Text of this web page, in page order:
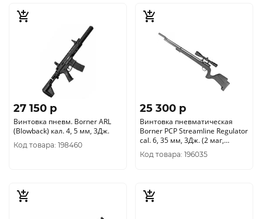
27 150 p
Винтовка пневм. Borner ARL
(Blowback) кал. 4, 5 мм, 3Дж.
Код товара: 198460
25 300 p
Винтовка пневматическая
Borner PCP Streamline Regulator
cal. 6, 35 мм, 3Дж. (2 маг,
черный пластик)
Код товара: 196035